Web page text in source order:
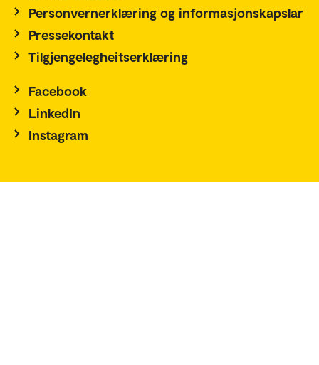
Personvernerklæring og informasjonskapslar
Pressekontakt
Tilgjengelegheitserklæring
Facebook
LinkedIn
Instagram